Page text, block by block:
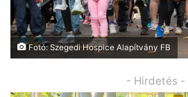
Fotó: Szegedi Hospice Alapítvány FB
- Hirdetés -